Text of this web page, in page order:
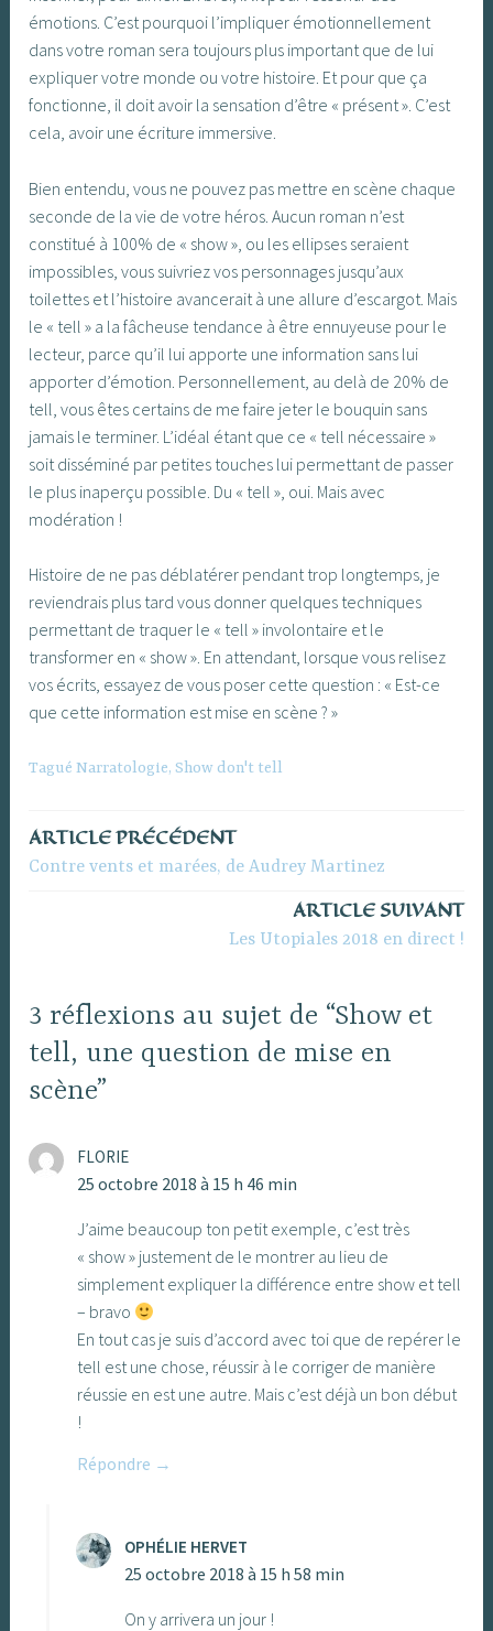
émotions. C’est pourquoi l’impliquer émotionnellement
dans votre roman sera toujours plus important que de lui
expliquer votre monde ou votre histoire. Et pour que ça
fonctionne, il doit avoir la sensation d’être « présent ». C’est
cela, avoir une écriture immersive.
Bien entendu, vous ne pouvez pas mettre en scène chaque
seconde de la vie de votre héros. Aucun roman n’est
constitué à 100% de « show », ou les ellipses seraient
impossibles, vous suivriez vos personnages jusqu’aux
toilettes et l’histoire avancerait à une allure d’escargot. Mais
le « tell » a la fâcheuse tendance à être ennuyeuse pour le
lecteur, parce qu’il lui apporte une information sans lui
apporter d’émotion. Personnellement, au delà de 20% de
tell, vous êtes certains de me faire jeter le bouquin sans
jamais le terminer. L’idéal étant que ce « tell nécessaire »
soit disséminé par petites touches lui permettant de passer
le plus inaperçu possible. Du « tell », oui. Mais avec
modération !
Histoire de ne pas déblatérer pendant trop longtemps, je
reviendrais plus tard vous donner quelques techniques
permettant de traquer le « tell » involontaire et le
transformer en « show ». En attendant, lorsque vous relisez
vos écrits, essayez de vous poser cette question : « Est-ce
que cette information est mise en scène ? »
TaguéNarratologie,Show don't tell
Navigation
ARTICLE PRÉCÉDENT
Contre vents et marées, de Audrey Martinez
ARTICLE SUIVANT
Les Utopiales 2018 en direct !
3 réflexions au sujet de “Show et
tell, une question de mise en
scène”
FLORIE
25 octobre 2018 à 15 h 46 min
J’aime beaucoup ton petit exemple, c’est très
« show » justement de le montrer au lieu de
simplement expliquer la différence entre show et tell
– bravo
En tout cas je suis d’accord avec toi que de repérer le
tell est une chose, réussir à le corriger de manière
réussie en est une autre. Mais c’est déjà un bon début
!
Répondre
OPHÉLIE HERVET
25 octobre 2018 à 15 h 58 min
On y arrivera un jour !